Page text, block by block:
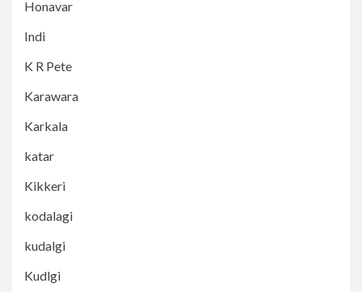
Honavar
Indi
K R Pete
Karawara
Karkala
katar
Kikkeri
kodalagi
kudalgi
Kudlgi